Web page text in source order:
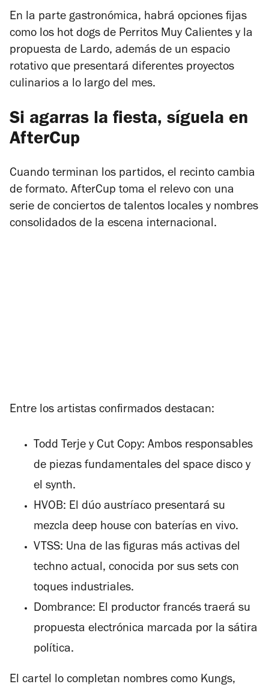
En la parte gastronómica, habrá opciones fijas
como los hot dogs de Perritos Muy Calientes y la
propuesta de Lardo, además de un espacio
rotativo que presentará diferentes proyectos
culinarios a lo largo del mes.
Si agarras la fiesta, síguela en
AfterCup
Cuando terminan los partidos, el recinto cambia
de formato. AfterCup toma el relevo con una
serie de conciertos de talentos locales y nombres
consolidados de la escena internacional.
Entre los artistas confirmados destacan:
Todd Terje y Cut Copy: Ambos responsables
de piezas fundamentales del space disco y
el synth.
HVOB: El dúo austríaco presentará su
mezcla deep house con baterías en vivo.
VTSS: Una de las figuras más activas del
techno actual, conocida por sus sets con
toques industriales.
Dombrance: El productor francés traerá su
propuesta electrónica marcada por la sátira
política.
El cartel lo completan nombres como Kungs,